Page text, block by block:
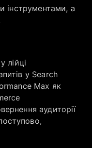
інструментами, а
лійці
у Search
Max як
аудиторії